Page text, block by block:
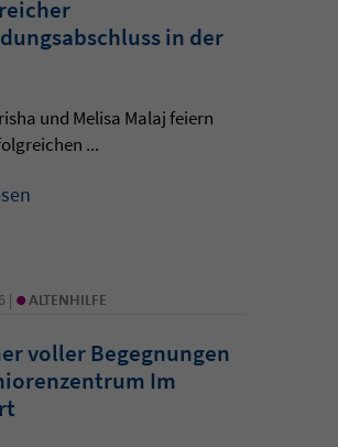
in der
und Melisa Malaj feiern
...
| • ALTENHILFE
voller Begegnungen
Im